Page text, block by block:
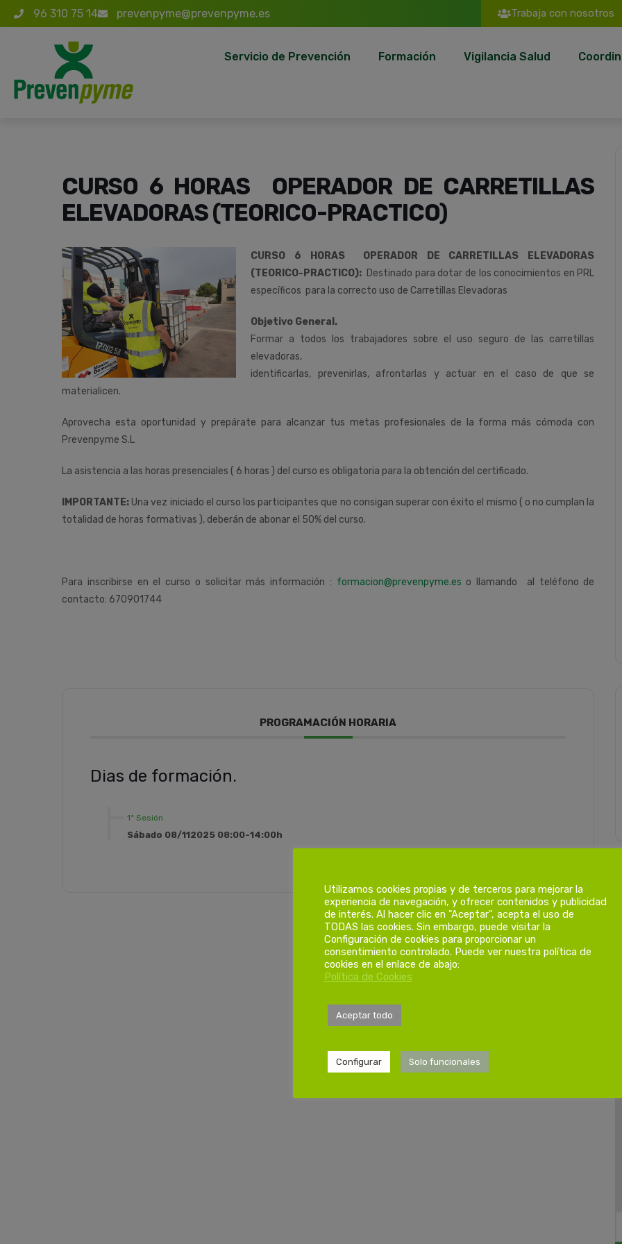
96 310 75 14 prevenpyme@prevenpyme.es Trabaja con nosotros
Servicio de Prevención Formación Vigilancia Salud
CURSO 6 HORAS OPERADOR DE CARRETILLAS
ELEVADORAS (TEORICO-PRACTICO)
CURSO 6 HORAS OPERADOR DE CARRETILLAS ELEVADORAS
(TEORICO-PRACTICO): Destinado para dotar de los conocimientos en PRL
específicos para la correcto uso de Carretillas Elevadoras
Objetivo General.
Formar a todos los trabajadores sobre el uso seguro de las carretillas
elevadoras,
identificarlas, prevenirlas, afrontarlas y actuar en el caso de que se
materialicen.
Aprovecha esta oportunidad y prepárate para alcanzar tus metas profesionales de la forma más cómoda con
Prevenpyme S.L
La asistencia a las horas presenciales ( 6 horas ) del curso es obligatoria para la obtención del certificado.
IMPORTANTE: Una vez iniciado el curso los participantes que no consigan superar con éxito el mismo ( o no cumplan la
totalidad de horas formativas ), deberán de abonar el 50% del curso.
Para inscribirse en el curso o solicitar más información : formacion@prevenpyme.es o llamando al teléfono de
contacto: 670901744
PROGRAMACIÓN HORARIA
Dias de formación.
1ª Sesión
Sábado 08/112025 08:00-14:00h
Utilizamos cookies propias y de terceros para mejorar la
experiencia de navegación, y ofrecer contenidos y publicidad
de interés. Al hacer clic en "Aceptar", acepta el uso de
TODAS las cookies. Sin embargo, puede visitar la
Configuración de cookies para proporcionar un
consentimiento controlado. Puede ver nuestra política de
cookies en el enlace de abajo:
Política de Cookies
Aceptar todo
Configurar Solo funcionales